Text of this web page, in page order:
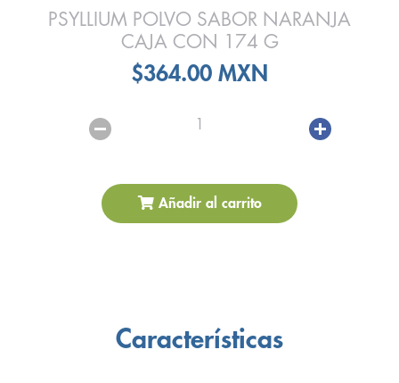
PSYLLIUM POLVO SABOR NARANJA
CAJA CON 174 G
$364.00 MXN
1
Añadir al carrito
Características